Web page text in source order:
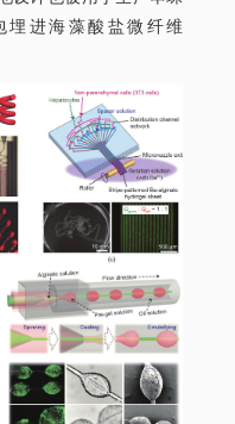
埋进海藻酸盐微纤维